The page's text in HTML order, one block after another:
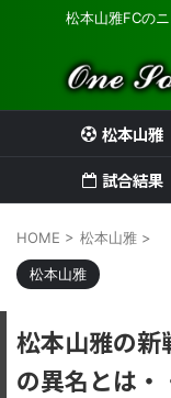
松本山雅FCの
松本山雅
試合結果
HOME > 松本山雅 >
松本山雅
松本山雅の新
の異名とは・